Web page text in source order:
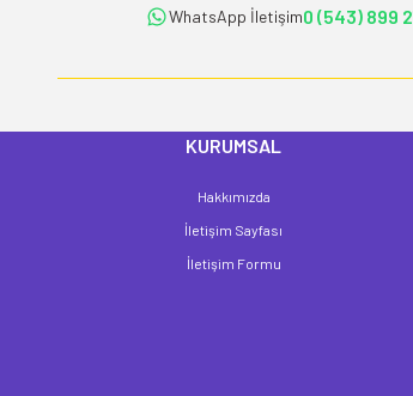
Ürün fiyatı diğer sitelerden daha pahalı.
WhatsApp İletişim0 (543) 899
KURUMSAL
Hakkımızda
İletişim Sayfası
İletişim Formu